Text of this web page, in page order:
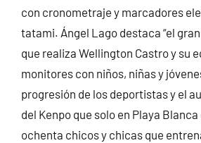
con cronometraje y marcadores
tatami. Ángel Lago destaca “el
que realiza Wellington Castro y su
monitores con niños, niñas y
progresión de los deportistas y el
del Kenpo que solo en Playa
ochenta chicos y chicas que